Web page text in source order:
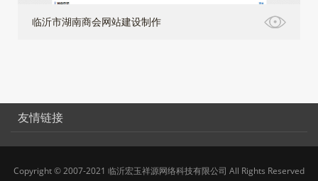
临沂市湖南商会网站建设制作
友情链接
Copyright © 2007-2021 临沂宏玉祥源网络科技有限公司 All Rights Reserved